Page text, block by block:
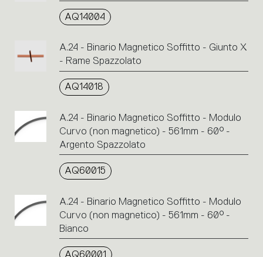
AQ14004
A.24 - Binario Magnetico Soffitto - Giunto X
- Rame Spazzolato
AQ14018
A.24 - Binario Magnetico Soffitto - Modulo
Curvo (non magnetico) - 561mm - 60° -
Argento Spazzolato
AQ60015
A.24 - Binario Magnetico Soffitto - Modulo
Curvo (non magnetico) - 561mm - 60° -
Bianco
AQ60001